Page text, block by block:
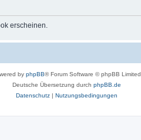
erscheinen.
by phpBB® Forum Software © phpBB Limited
Deutsche Übersetzung durch phpBB.de
Datenschutz| Nutzungsbedingungen